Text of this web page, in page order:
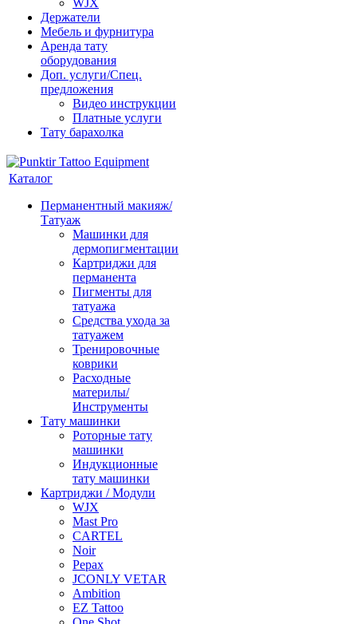
WJX
Держатели
Мебель и фурнитура
Аренда тату
оборудования
Доп. услуги/Спец.
предложения
Видео инструкции
Платные услуги
Тату барахолка
Каталог
Перманентный макияж/
Татуаж
Машинки для
дермопигментации
Картриджи для
перманента
Пигменты для
татуажа
Средства ухода за
татуажем
Тренировочные
коврики
Расходные
материлы/
Инструменты
Тату машинки
Роторные тату
машинки
Индукционные
тату машинки
Картриджи / Модули
WJX
Mast Pro
CARTEL
Noir
Pepax
JCONLY VETAR
Ambition
EZ Tattoo